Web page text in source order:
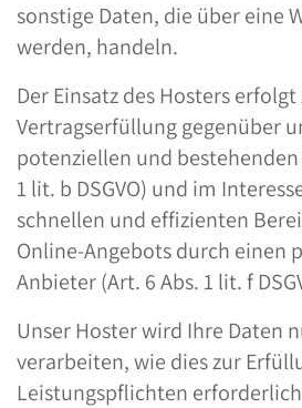
sonstige Daten, die über eine
werden, handeln.
Der Einsatz des Hosters
Vertragserfüllung gegenüber
potenziellen und bestehenden
1 lit. b DSGVO) und im
schnellen und effizienten
Online-Angebots durch einen
Anbieter (Art. 6 Abs. 1 lit. f
Unser Hoster wird Ihre Daten
verarbeiten, wie dies zur
Leistungspflichten